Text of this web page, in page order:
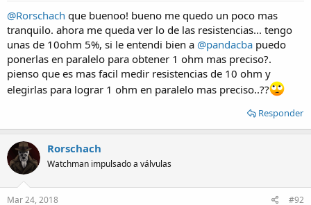
@Rorschach que buenoo! bueno me quedo un poco mas
tranquilo. ahora me queda ver lo de las resistencias... tengo
unas de 10ohm 5%, si le entendi bien a @pandacba puedo
ponerlas en paralelo para obtener 1 ohm mas preciso?.
pienso que es mas facil medir resistencias de 10 ohm y
elegirlas para lograr 1 ohm en paralelo mas preciso..??
Responder
Rorschach
Watchman impulsado a válvulas
Mar 24, 2018 #92